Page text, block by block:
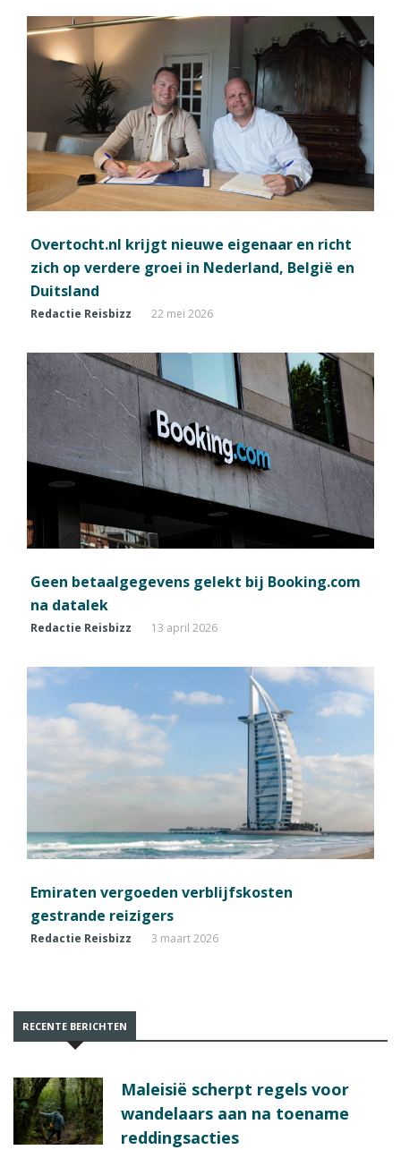
Overtocht.nl krijgt nieuwe eigenaar en richt
zich op verdere groei in Nederland, België en
Duitsland
Redactie Reisbizz 22 mei 2026
Geen betaalgegevens gelekt bij Booking.com
na datalek
Redactie Reisbizz 13 april 2026
Emiraten vergoeden verblijfskosten
gestrande reizigers
Redactie Reisbizz 3 maart 2026
RECENTE BERICHTEN
Maleisië scherpt regels voor
wandelaars aan na toename
reddingsacties